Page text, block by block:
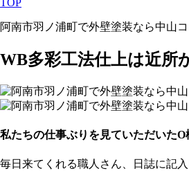
阿南市羽ノ浦町で外壁塗装なら中山
WB多彩工法仕上は近所
私たちの仕事ぶりを見ていただいたO
毎日来てくれる職人さん、日誌に記